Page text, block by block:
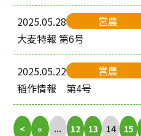
2025.05.28
営農
大麦特報 第6号
2025.05.22
営農
稲作情報 第4号
< « ... 12 13 14 15